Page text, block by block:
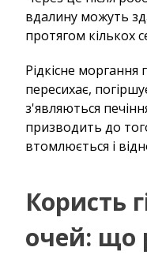
вдалину можуть
протягом кількох
Рідкісне
пересихає,
з'являються
призводить до
втомлюється і
Користь
очей: що